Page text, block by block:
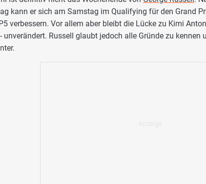
kann er sich am Samstag im Qualifying für den Grand
verbessern. Vor allem aber bleibt die Lücke zu Kimi
unverändert. Russell glaubt jedoch alle Gründe zu kennen